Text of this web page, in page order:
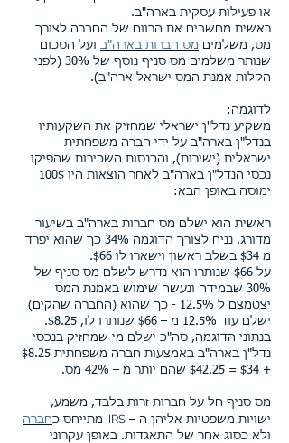
או פעילות עסקית בארה"ב.
ראשית מחשבים את הרווח של החברה לצורך
מס, משלמים מס חברות בארה"ב ועל הסכום
שנותר משלמים מס סניף נוסף של 30% (לפני
הקלות אמנת המס ישראל ארה"ב).
לדוגמה:
משקיע נדל"ן ישראלי שמחזיק את השקעותיו
בנדל"ן בארה"ב על ידי חברה משפחתית
ישראלית (ישירות), והכנסות השכירות שהפיקו
נכסי הנדל"ן בארה"ב לאחר הוצאות היו 100$
ימוסה באופן הבא:
ראשית הוא ישלם מס חברות בארה"ב בשיעור
מדורג, נניח לצורך הדוגמה 34% כך שהוא יפרד
מ $34 בשלב ראשון וישארו לו $66.
על $66 שנותרו הוא נדרש לשלם מס סניף של
30% שבמידה ונעשה שימוש באמנת המס
יצטמצם ל 12.5% - כך שהוא (החברה שהקים)
ישלם עוד 12.5% מ – $66 שנותרו לו, $8.25.
בנתוני הדוגמה, סה"כ ישלם מי שמחזיק בנכסי
נדל"ן בארה"ב באמצעות חברה משפחתית $8.25
+ $34 = $42.25 שהם יותר מ – 42% מס.
מס סניף חל על חברות זרות בלבד, משמע,
ישויות משפטיות אליהן ה – IRS מתייחס כחברה
ולא כסוג אחר של התאגדות. באופן עקרוני